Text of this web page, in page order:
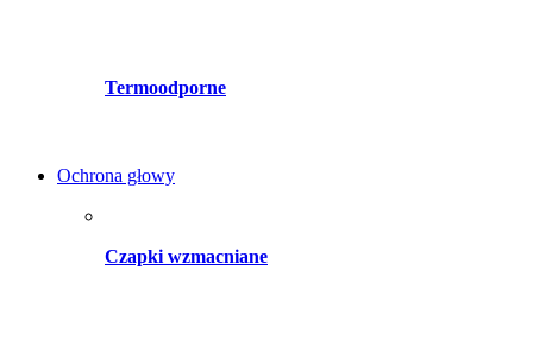
Termoodporne
Ochrona głowy
Czapki wzmacniane